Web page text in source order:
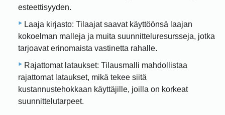
esteettisyyden.
Laaja kirjasto: Tilaajat saavat käyttöönsä laajan
kokoelman malleja ja muita suunnitteluresursseja, jotka
tarjoavat erinomaista vastinetta rahalle.
Rajattomat lataukset: Tilausmalli mahdollistaa
rajattomat lataukset, mikä tekee siitä
kustannustehokkaan käyttäjille, joilla on korkeat
suunnittelutarpeet.